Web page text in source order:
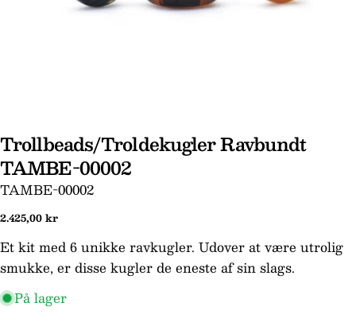
Trollbeads/Troldekugler Ravbundt
TAMBE-00002
SKU:
TAMBE-00002
Normal
2.425,00 kr
Et kit med 6 unikke ravkugler. Udover at være utrolig
smukke, er disse kugler de eneste af sin slags.
På lager
Stil et spørgsmål
Dit
navn
Din
telefon
Din